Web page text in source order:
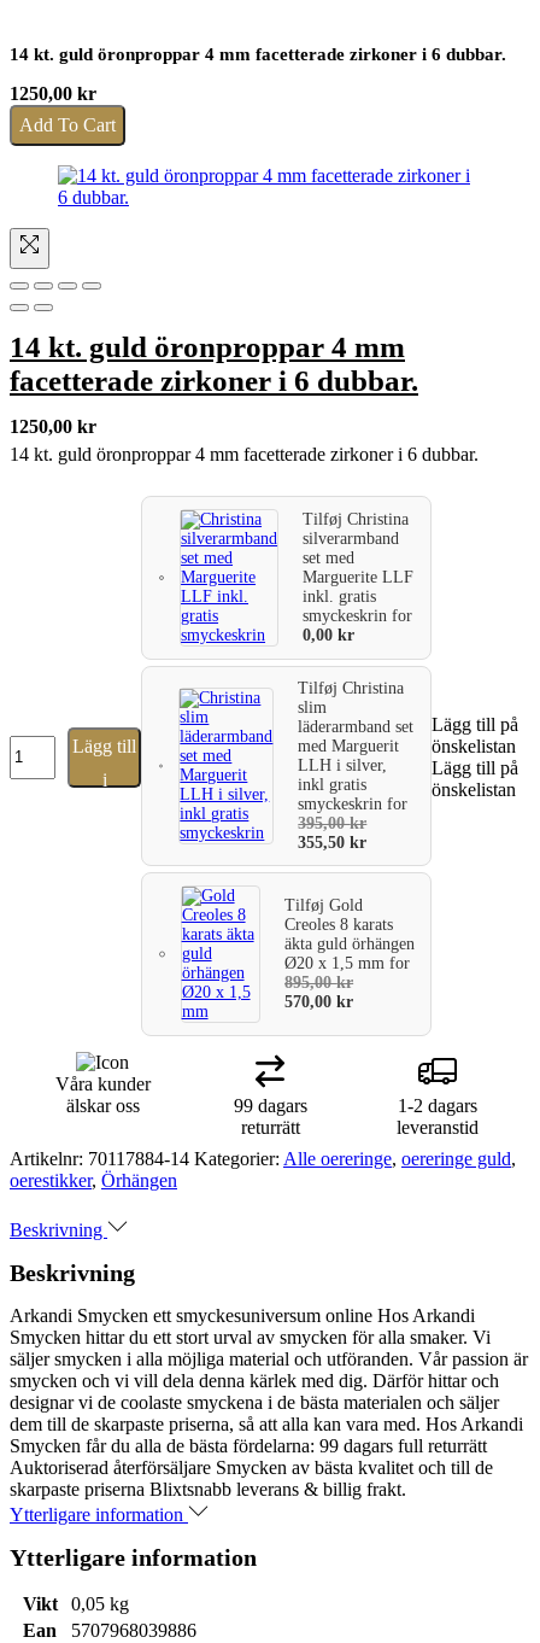
14 kt. guld öronproppar 4 mm facetterade zirkoner i 6 dubbar.
1250,00 kr
Add To Cart
14 kt. guld öronproppar 4 mm
facetterade zirkoner i 6 dubbar.
1250,00 kr
14 kt. guld öronproppar 4 mm facetterade zirkoner i 6 dubbar.
kt.
Lägg till
i
TilføjChristina
silverarmband
set med
Marguerite LLF
inkl. gratis
smyckeskrinfor
0,00kr
TilføjChristina
slim
läderarmband set
med Marguerit
LLH i silver,
inkl gratis
smyckeskrinfor
395,00kr
355,50kr
TilføjGold
Creoles 8 karats
äkta guld örhängen
Ø20 x 1,5 mmfor
895,00kr
570,00kr
Lägg till på
önskelistan
Lägg till på
önskelistan
Våra kunder
älskar oss
99 dagars
returrätt
1-2 dagars
leveranstid
Artikelnr: 70117884-14 Kategorier: Alle oereringe, oereringe guld,
oerestikker, Örhängen
Beskrivning
Beskrivning
Arkandi Smycken ett smyckesuniversum online Hos Arkandi
Smycken hittar du ett stort urval av smycken för alla smaker. Vi
säljer smycken i alla möjliga material och utföranden. Vår passion är
smycken och vi vill dela denna kärlek med dig. Därför hittar och
designar vi de coolaste smyckena i de bästa materialen och säljer
dem till de skarpaste priserna, så att alla kan vara med. Hos Arkandi
Smycken får du alla de bästa fördelarna: 99 dagars full returrätt
Auktoriserad återförsäljare Smycken av bästa kvalitet och till de
skarpaste priserna Blixtsnabb leverans & billig frakt.
Ytterligare information
Ytterligare information
Vikt
0,05 kg
Ean
5707968039886